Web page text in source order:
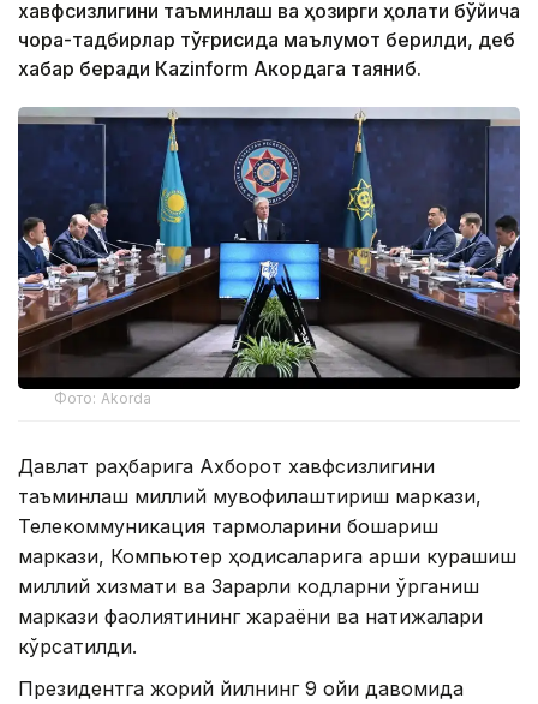
хавфсизлигини таъминлаш ва ҳозирги ҳолати бўйича
чора-тадбирлар тўғрисида маълумот берилди, деб
хабар беради Каzinform Акордага таяниб.
Фото: Akorda
Давлат раҳбарига Ахборот хавфсизлигини
таъминлаш миллий мувофиқлаштириш маркази,
Телекоммуникация тармоқларини бошқариш
маркази, Компьютер ҳодисаларига қарши курашиш
миллий хизмати ва Зарарли кодларни ўрганиш
маркази фаолиятининг жараёни ва натижалари
кўрсатилди.
Президентга жорий йилнинг 9 ойи давомида